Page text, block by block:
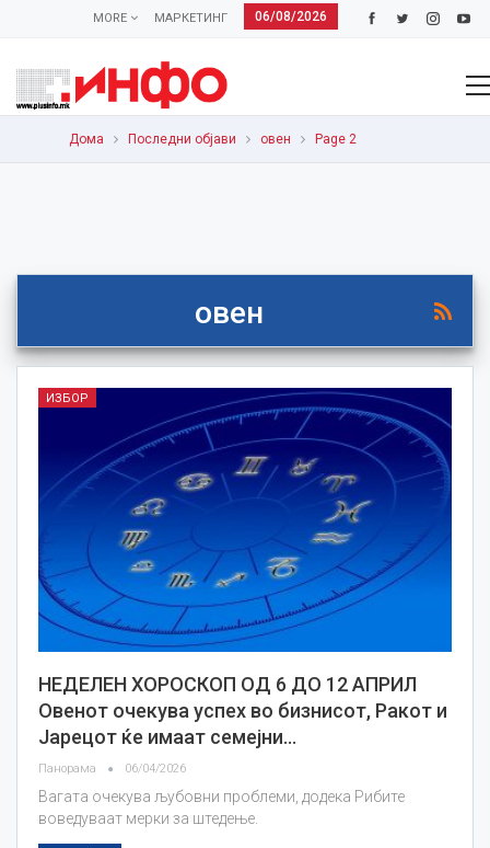
06/08/2026
МАРКЕТИНГ
MORE
Дома Последни објави овен Page 2
овен
ИЗБОР
НЕДЕЛЕН ХОРОСКОП ОД 6 ДО 12 АПРИЛ
Овенот очекува успех во бизнисот, Ракот и
Јарецот ќе имаат семејни…
Панорама 06/04/2026
Вагата очекува љубовни проблеми, додека Рибите
воведуваат мерки за штедење.